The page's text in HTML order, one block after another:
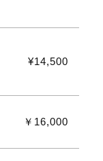
¥14,500
￥16,000